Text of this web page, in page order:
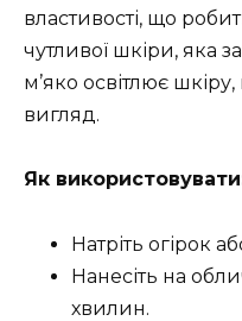
властивості, що
чутливої шкіри, яка
м’яко освітлює
вигляд.
Як
Натріть огірок
Нанесіть на
хвилин.